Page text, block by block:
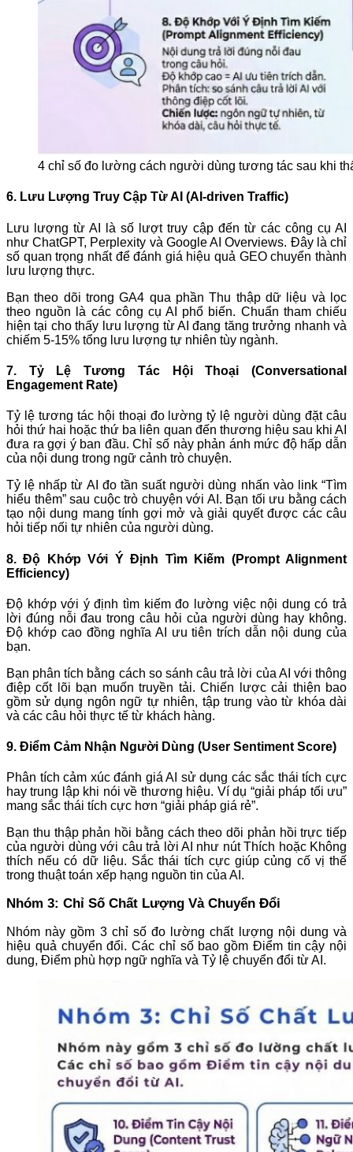
4 chỉ số đo lường cách người dùng tương tác sau khi
6. Lưu Lượng Truy Cập Từ AI (AI-driven Traffic)
Lưu lượng từ AI là số lượt truy cập đến từ các công cụ AI
như ChatGPT, Perplexity và Google AI Overviews. Đây là chỉ
số quan trọng nhất để đánh giá hiệu quả GEO chuyển thành
lưu lượng thực.
Bạn theo dõi trong GA4 qua phần Thu thập dữ liệu và lọc
theo nguồn là các công cụ AI phổ biến. Chuẩn tham chiếu
hiện tại cho thấy lưu lượng từ AI đang tăng trưởng nhanh và
chiếm 5-15% tổng lưu lượng tự nhiên tùy ngành.
7. Tỷ Lệ Tương Tác Hội Thoại (Conversational
Engagement Rate)
Tỷ lệ tương tác hội thoại đo lường tỷ lệ người dùng đặt câu
hỏi thứ hai hoặc thứ ba liên quan đến thương hiệu sau khi AI
đưa ra gợi ý ban đầu. Chỉ số này phản ánh mức độ hấp dẫn
của nội dung trong ngữ cảnh trò chuyện.
Tỷ lệ nhấp từ AI đo tần suất người dùng nhấn vào link “Tìm
hiểu thêm” sau cuộc trò chuyện với AI. Bạn tối ưu bằng cách
tạo nội dung mang tính gợi mở và giải quyết được các câu
hỏi tiếp nối tự nhiên của người dùng.
8. Độ Khớp Với Ý Định Tìm Kiếm (Prompt Alignment
Efficiency)
Độ khớp với ý định tìm kiếm đo lường việc nội dung có trả
lời đúng nỗi đau trong câu hỏi của người dùng hay không.
Độ khớp cao đồng nghĩa AI ưu tiên trích dẫn nội dung của
bạn.
Bạn phân tích bằng cách so sánh câu trả lời của AI với thông
điệp cốt lõi bạn muốn truyền tải. Chiến lược cải thiện bao
gồm sử dụng ngôn ngữ tự nhiên, tập trung vào từ khóa dài
và các câu hỏi thực tế từ khách hàng.
9. Điểm Cảm Nhận Người Dùng (User Sentiment Score)
Phân tích cảm xúc đánh giá AI sử dụng các sắc thái tích cực
hay trung lập khi nói về thương hiệu. Ví dụ “giải pháp tối ưu”
mang sắc thái tích cực hơn “giải pháp giá rẻ”.
Bạn thu thập phản hồi bằng cách theo dõi phản hồi trực tiếp
của người dùng với câu trả lời AI như nút Thích hoặc Không
thích nếu có dữ liệu. Sắc thái tích cực giúp củng cố vị thế
trong thuật toán xếp hạng nguồn tin của AI.
Nhóm 3: Chỉ Số Chất Lượng Và Chuyển Đổi
Nhóm này gồm 3 chỉ số đo lường chất lượng nội dung và
hiệu quả chuyển đổi. Các chỉ số bao gồm Điểm tin cậy nội
dung, Điểm phù hợp ngữ nghĩa và Tỷ lệ chuyển đổi từ AI.